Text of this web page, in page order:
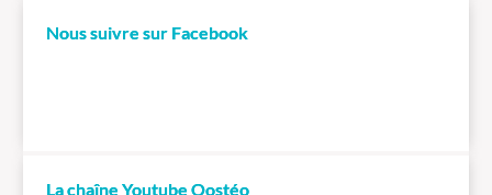
Nous suivre sur Facebook
La chaîne Youtube Oostéo